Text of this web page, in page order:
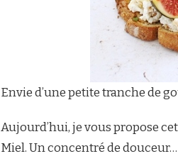
Envie d’une petite tranche de
Aujourd’hui, je vous propose
Miel. Un concentré de douceur…